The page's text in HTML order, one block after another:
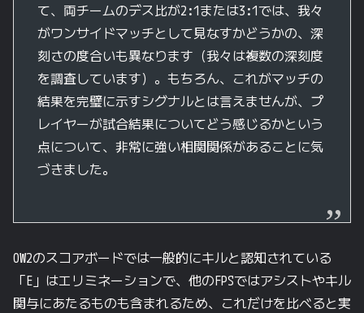
て、両チームのデス比が2:1または3:1では、我々
がワンサイドマッチとして見なすかどうかの、深
刻さの度合いも異なります（我々は複数の深刻度
を調査しています）。もちろん、これがマッチの
結果を完璧に示すシグナルとは言えませんが、プ
レイヤーが試合結果についてどう感じるかという
点について、非常に強い相関関係があることに気
づきました。
OW2のスコアボードでは一般的にキルと認知されている
「E」はエリミネーションで、他のFPSではアシストやキル
関与にあたるものも含まれるため、これだけを比べると実